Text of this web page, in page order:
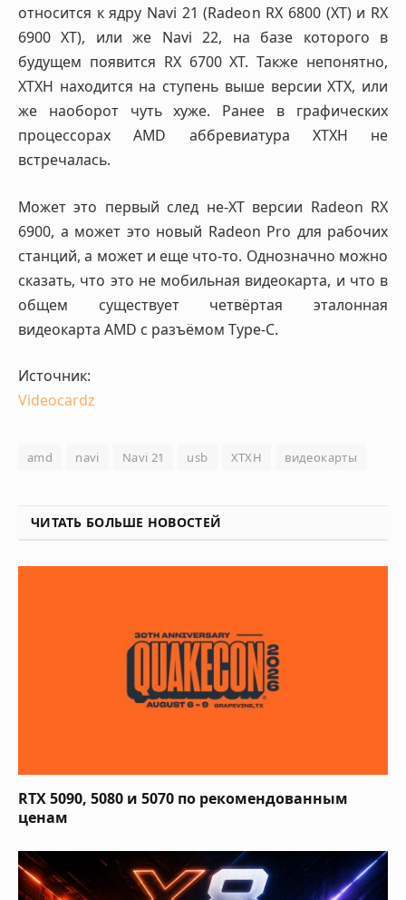
относится к ядру Navi 21 (Radeon RX 6800 (XT) и RX
6900 XT), или же Navi 22, на базе которого в
будущем появится RX 6700 XT. Также непонятно,
XTXH находится на ступень выше версии XTX, или
же наоборот чуть хуже. Ранее в графических
процессорах AMD аббревиатура XTXH не
встречалась.
Может это первый след не-XT версии Radeon RX
6900, а может это новый Radeon Pro для рабочих
станций, а может и еще что-то. Однозначно можно
сказать, что это не мобильная видеокарта, и что в
общем существует четвёртая эталонная
видеокарта AMD с разъёмом Type-C.
Источник:
Videocardz
amd navi Navi 21 usb XTXH видеокарты
ЧИТАТЬ БОЛЬШЕ НОВОСТЕЙ
RTX 5090, 5080 и 5070 по рекомендованным
ценам